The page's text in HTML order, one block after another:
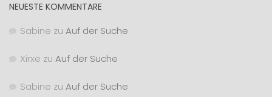
NEUESTE KOMMENTARE
Sabine zu Auf der Suche
Xirxe zu Auf der Suche
Sabine zu Auf der Suche